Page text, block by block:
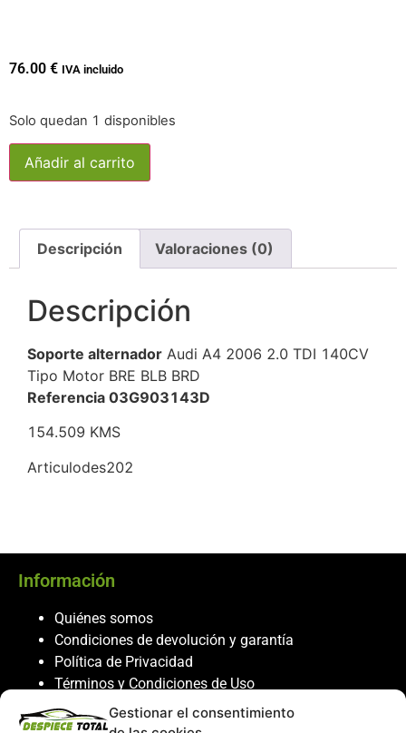
Gestionar el consentimiento
76.00 € IVA incluido
Solo quedan 1 disponibles
Añadir al carrito
Descripción Valoraciones (0)
Descripción
Soporte alternador Audi A4 2006 2.0 TDI 140CV
Tipo Motor BRE BLB BRD
Referencia 03G903143D
154.509 KMS
Articulodes202
Información
Quiénes somos
Condiciones de devolución y garantía
Política de Privacidad
Términos y Condiciones de Uso
Política de Cookies